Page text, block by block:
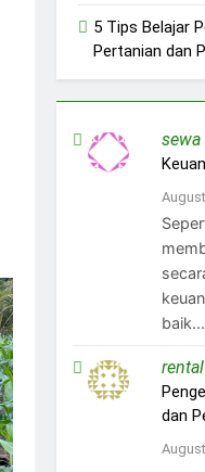
5 Tips Belajar
Pertanian dan
sewa
baik...
dan